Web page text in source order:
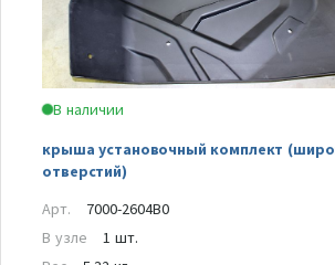
В наличии
крыша установочный комплект
отверстий)
Арт.
7000-2604B0
В узле
1 шт.